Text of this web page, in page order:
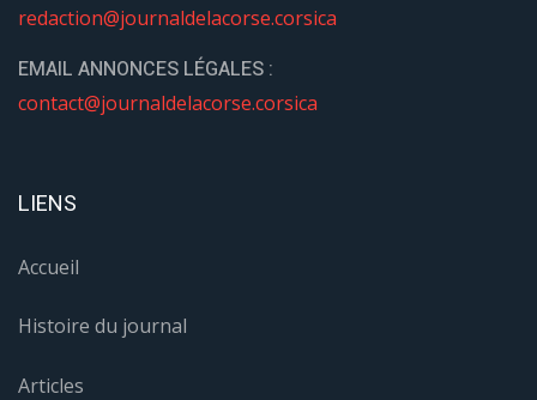
redaction@journaldelacorse.corsica
EMAIL ANNONCES LÉGALES :
contact@journaldelacorse.corsica
LIENS
Accueil
Histoire du journal
Articles